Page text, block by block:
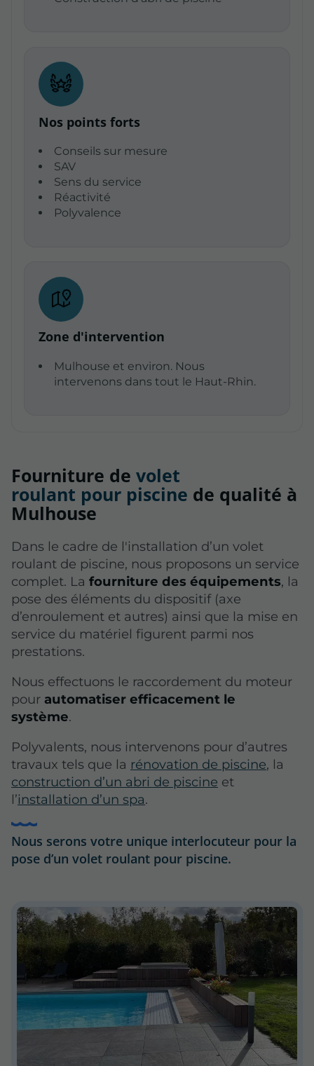
Nos points forts
Conseils sur mesure
SAV
Sens du service
Réactivité
Polyvalence
Zone d'intervention
Mulhouse et environ. Nous
intervenons dans tout le Haut-Rhin.
Fourniture devolet
roulant pour piscine de qualité à
Mulhouse
Dans le cadre de l'installation d’un volet
roulant de piscine, nous proposons un service
complet. Lafourniture des équipements, la
pose des éléments du dispositif (axe
d’enroulement et autres) ainsi que la mise en
service du matériel figurent parmi nos
prestations.
Nous effectuons le raccordement du moteur
pourautomatiser efficacement le
système.
Polyvalents, nous intervenons pour d’autres
travaux tels que la rénovation de piscine, la
construction d’un abri de piscine et
l’installation d’un spa.
Nous serons votre unique interlocuteur pour la
pose d’un volet roulant pour piscine.